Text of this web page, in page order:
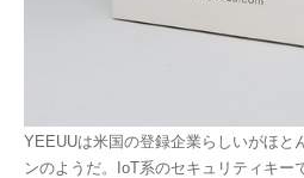
YEEUUは米国の登録企業らしいがほと
ンのようだ。IoT系のセキュリティキー